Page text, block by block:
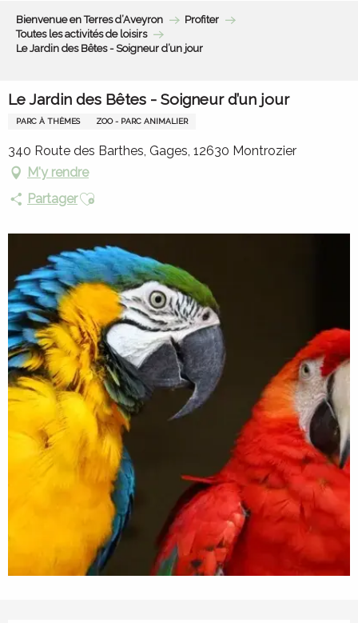
contenu
Bienvenue en Terres d’Aveyron
Profiter
Toutes les activités de loisirs
Le Jardin des Bêtes - Soigneur d’un jour
Le Jardin des Bêtes - Soigneur d’un jour
PARC À THÈMES ZOO - PARC ANIMALIER
340 Route des Barthes, Gages, 12630 Montrozier
M'y rendre
PartagerAjouter aux favoris